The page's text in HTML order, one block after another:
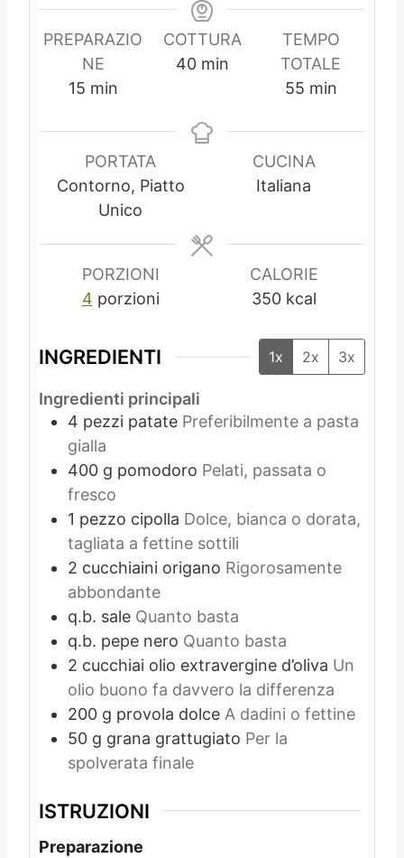
PREPARAZIO
NE
15m
n
u
t
min
COTTURA
40m
u
min
TEMPO
TOTALE
55m
n
u
t
min
PORTATA
Contorno, Piatto
Unico
CUCINA
Italiana
PORZIONI
4 porzioni
CALORIE
350 kcal
INGREDIENTI 1x 2x 3x
Ingredienti principali
4 pezzi patate Preferibilmente a pasta
gialla
400 g pomodoro Pelati, passata o
fresco
1 pezzo cipolla Dolce, bianca o dorata,
tagliata a fettine sottili
2 cucchiaini origano Rigorosamente
abbondante
q.b. sale Quanto basta
q.b. pepe nero Quanto basta
2 cucchiai olio extravergine d’oliva Un
olio buono fa davvero la differenza
200 g provola dolce A dadini o fettine
50 g grana grattugiato Per la
spolverata finale
ISTRUZIONI
Preparazione